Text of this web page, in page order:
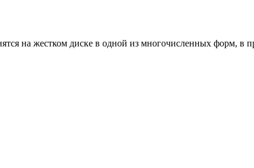
на жестком диске в одной из многочисленных форм, в